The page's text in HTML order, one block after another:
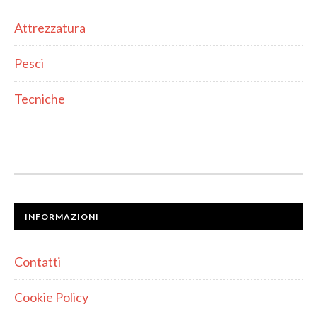
Attrezzatura
Pesci
Tecniche
INFORMAZIONI
Contatti
Cookie Policy